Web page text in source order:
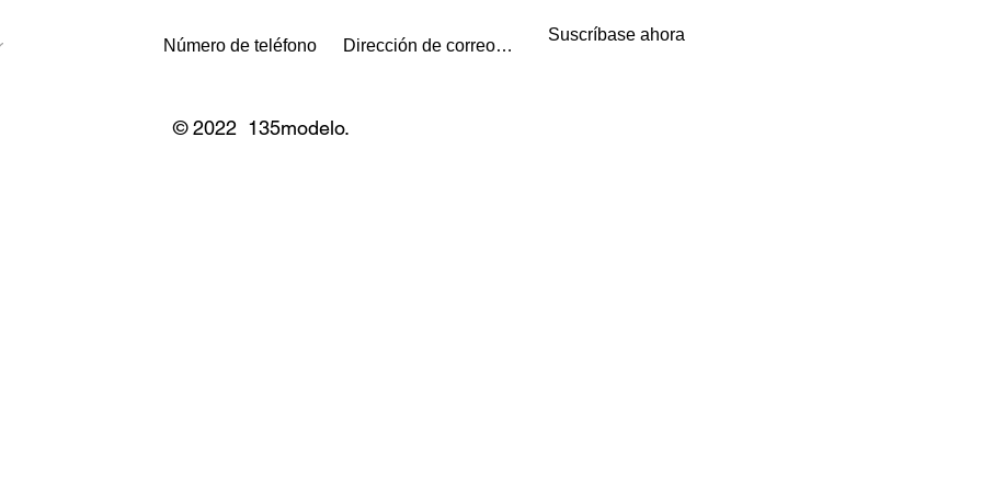
Suscríbase ahora
© 2022 135modelo.